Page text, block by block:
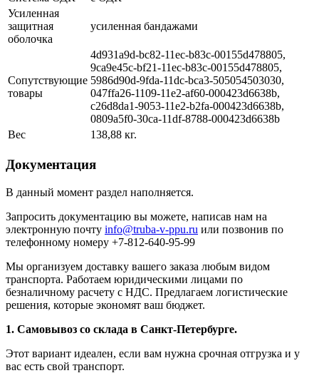
Усиленная
защитная
оболочка
усиленная бандажами
Сопутствующие
товары
4d931a9d-bc82-11ec-b83c-00155d478805,
9ca9e45c-bf21-11ec-b83c-00155d478805,
5986d90d-9fda-11dc-bca3-505054503030,
047ffa26-1109-11e2-af60-000423d6638b,
c26d8da1-9053-11e2-b2fa-000423d6638b,
0809a5f0-30ca-11df-8788-000423d6638b
Вес
138,88 кг.
Документация
В данный момент раздел наполняется.
Запросить документацию вы можете, написав нам на
электронную почту info@truba-v-ppu.ru или позвонив по
телефонному номеру +7-812-640-95-99
Мы организуем доставку вашего заказа любым видом
транспорта. Работаем юридическими лицами по
безналичному расчету с НДС. Предлагаем логистические
решения, которые экономят ваш бюджет.
1. Самовывоз со склада в Санкт-Петербурге.
Этот вариант идеален, если вам нужна срочная отгрузка и у
вас есть свой транспорт.